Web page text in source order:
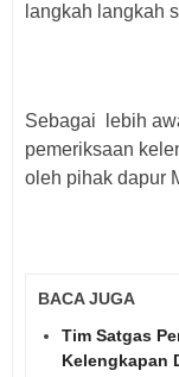
langkah langkah
Sebagai lebih
pemeriksaan
oleh pihak dapur
BACA JUGA
Tim Satgas
Kelengkapan